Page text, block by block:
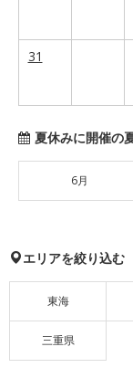
31
夏休みに開催の
6月
エリアを絞り込む
東海
三重県